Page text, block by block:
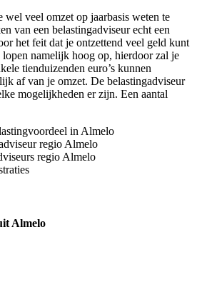
wel veel omzet op jaarbasis weten te
van een belastingadviseur echt een
het feit dat je ontzettend veel geld kunt
lopen namelijk hoog op, hierdoor zal je
tienduizenden euro’s kunnen
af van je omzet. De belastingadviseur
mogelijkheden er zijn. Een aantal
in Almelo
regio Almelo
regio Almelo
Almelo